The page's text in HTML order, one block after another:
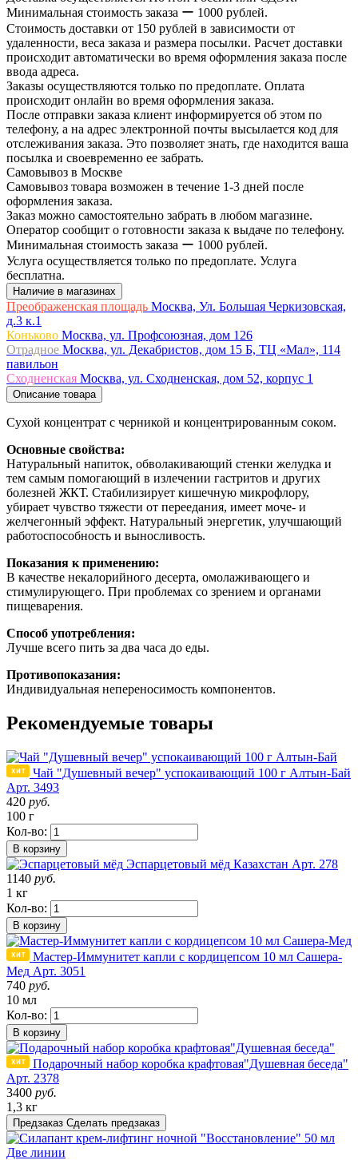
Минимальная стоимость заказа ー 1000 рублей.
Стоимость доставки от 150 рублей в зависимости от
удаленности, веса заказа и размера посылки. Расчет доставки
происходит автоматически во время оформления заказа после
ввода адреса.
Заказы осуществляются только по предоплате. Оплата
происходит онлайн во время оформления заказа.
После отправки заказа клиент информируется об этом по
телефону, а на адрес электронной почты высылается код для
отслеживания заказа. Это позволяет знать, где находится ваша
посылка и своевременно ее забрать.
Самовывоз в Москве
Самовывоз товара возможен в течение 1-3 дней после
оформления заказа.
Заказ можно самостоятельно забрать в любом магазине.
Оператор сообщит о готовности заказа к выдаче по телефону.
Минимальная стоимость заказа ー 1000 рублей.
Услуга осуществляется только по предоплате. Услуга
бесплатна.
Наличие в магазинах
Преображенская площадь Москва, Ул. Большая Черкизовская,
д.3 к.1
Коньково Москва, ул. Профсоюзная, дом 126
Отрадное Москва, ул. Декабристов, дом 15 Б, ТЦ «Мал», 114
павильон
Сходненская Москва, ул. Сходненская, дом 52, корпус 1
Описание товара
Сухой концентрат с черникой и концентрированным соком.
Основные свойства:
Натуральный напиток, обволакивающий стенки желудка и
тем самым помогающий в излечении гастритов и других
болезней ЖКТ. Стабилизирует кишечную микрофлору,
убирает чувство тяжести от переедания, имеет моче- и
желчегонный эффект. Натуральный энергетик, улучшающий
работоспособность и выносливость.
Показания к применению:
В качестве некалорийного десерта, омолаживающего и
стимулирующего. При проблемах со зрением и органами
пищеварения.
Способ употребления:
Лучше всего пить за два часа до еды.
Противопоказания:
Индивидуальная непереносимость компонентов.
Рекомендуемые товары
Чай "Душевный вечер" успокаивающий 100 г Алтын-Бай
Арт. 3493
420 руб.
100 г
Кол-во:
В корзину
Эспарцетовый мёд Казахстан Арт. 278
1140 руб.
1 кг
Кол-во:
В корзину
Мастер-Иммунитет капли с кордицепсом 10 мл Сашера-
Мед Арт. 3051
740 руб.
10 мл
Кол-во:
В корзину
Подарочный набор коробка крафтовая"Душевная беседа"
Арт. 2378
3400 руб.
1,3 кг
Предзаказ Сделать предзаказ